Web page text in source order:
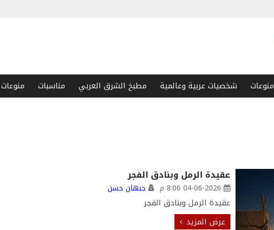
منوعات شخصيات عربية وعالمية مطبخ الشرق العربي مناسبات منوعات
عقيدة الرمل وبنادق الفجر
04-06-2026 8:06 م جبهان حسن
عقيدة الرمل وبنادق الفجر
عرض المزيد